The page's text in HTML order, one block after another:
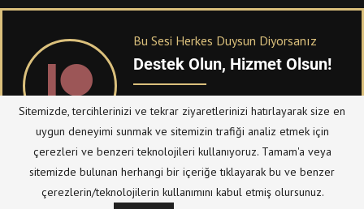
Bu Sesi Herkes Duysun Diyorsanız
Destek Olun, Hizmet Olsun!
PATREONüzerinden sitemize bağışta
bulanabilirsiniz.
Bize Ulaşın Taziye Defteri
Sitemizde, tercihlerinizi ve tekrar ziyaretlerinizi hatırlayarak size en
uygun deneyimi sunmak ve sitemizin trafiği analiz etmek için
çerezleri ve benzeri teknolojileri kullanıyoruz. Tamam'a veya
sitemizde bulunan herhangi bir içeriğe tıklayarak bu ve benzer
çerezlerin/teknolojilerin kullanımını kabul etmiş olursunuz.